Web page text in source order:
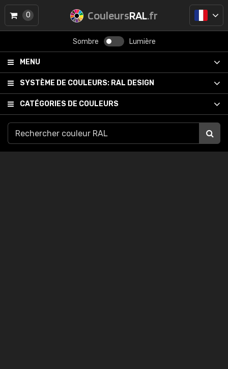
CouleursRAL.fr
Sombre Lumière
MENU
SYSTÈME DE COULEURS: RAL DESIGN
CATÉGORIES DE COULEURS
0